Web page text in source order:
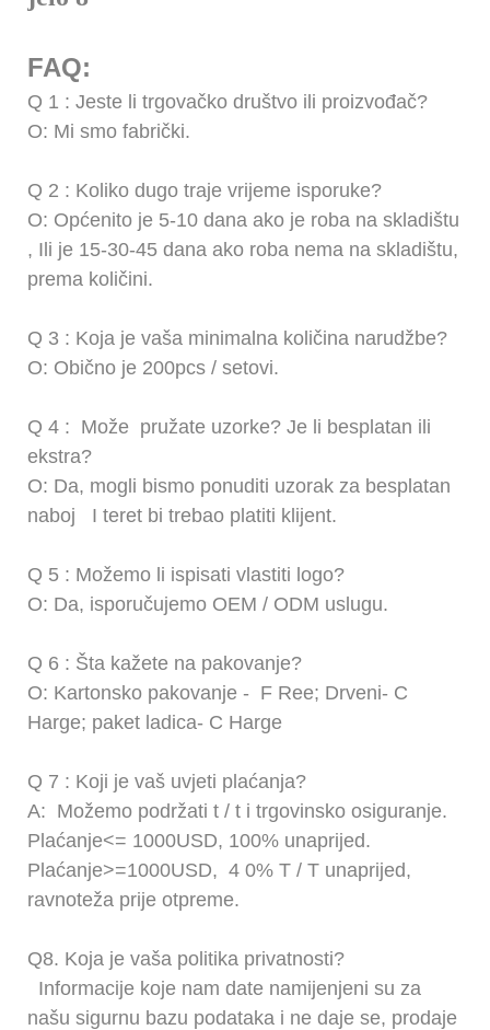
FAQ:
Q 1 : Jeste li trgovačko društvo ili proizvođač?
O: Mi smo fabrički.
Q 2 : Koliko dugo traje vrijeme isporuke?
O: Općenito je 5-10 dana ako je roba na skladištu
, Ili je 15-30-45 dana ako roba nema na skladištu,
prema količini.
Q 3 : Koja je vaša minimalna količina narudžbe?
O: Obično je 200pcs / setovi.
Q 4 : Može pružate uzorke? Je li besplatan ili
ekstra?
O: Da, mogli bismo ponuditi uzorak za besplatan
naboj
I teret bi trebao platiti klijent.
Q 5 : Možemo li ispisati vlastiti logo?
O: Da, isporučujemo OEM / ODM uslugu.
Q 6 : Šta kažete na pakovanje?
O: Kartonsko pakovanje - F Ree; Drveni- C
Harge; paket ladica- C Harge
Q 7 : Koji je vaš uvjeti plaćanja?
A: Možemo podržati t / t i trgovinsko osiguranje.
Plaćanje<= 1000USD, 100% unaprijed.
Plaćanje>=1000USD, 4 0% T / T unaprijed,
ravnoteža prije otpreme.
Q8. Koja je vaša politika privatnosti?
Informacije koje nam date namijenjeni su za
našu sigurnu bazu podataka i ne daje se, prodaje